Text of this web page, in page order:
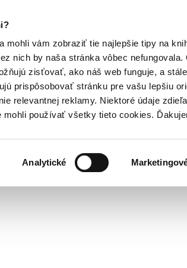
mohli vám zobraziť tie najlepšie tipy na
nich by naša stránka vôbec nefungovala.
zisťovať, ako náš web funguje, a
prispôsobovať stránku pre vašu lepšiu
relevantnej reklamy. Niektoré údaje
používať všetky tieto cookies.
Analytické